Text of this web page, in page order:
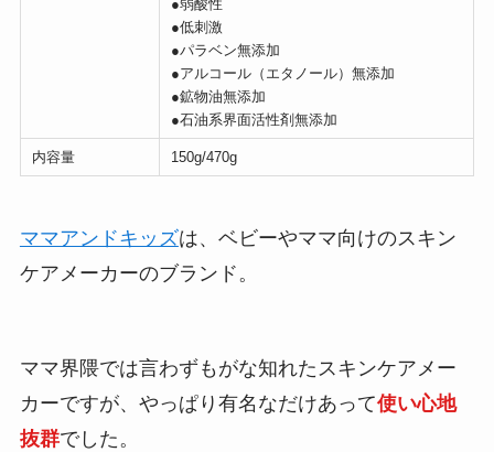
●弱酸性
●低刺激
●パラベン無添加
●アルコール（エタノール）無添加
●鉱物油無添加
●石油系界面活性剤無添加
内容量 150g/470g
ママアンドキッズは、ベビーやママ向けのスキン
ケアメーカーのブランド。
ママ界隈では言わずもがな知れたスキンケアメー
カーですが、やっぱり有名なだけあって使い心地
抜群でした。